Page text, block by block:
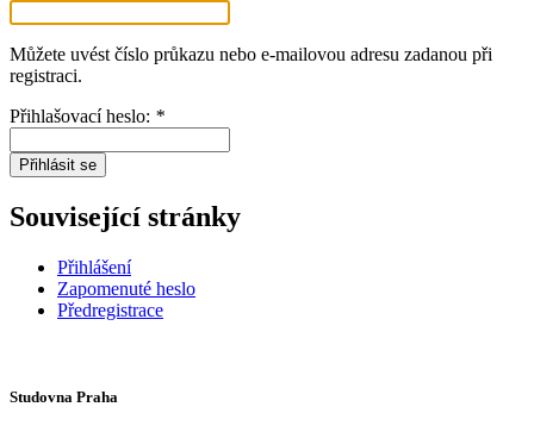
Můžete uvést číslo průkazu nebo e-mailovou adresu zadanou při
registraci.
Přihlašovací heslo: *
Přihlásit se
Související stránky
Přihlášení
Zapomenuté heslo
Předregistrace
Studovna Praha